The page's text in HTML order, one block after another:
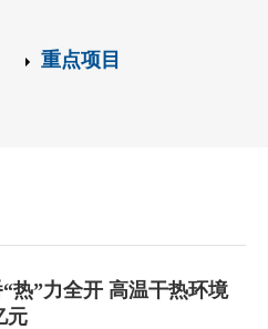
重点项目
热”力全开 高温干热环境
元